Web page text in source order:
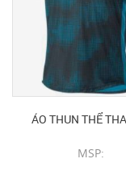
ÁO THUN THỂ
MSP: